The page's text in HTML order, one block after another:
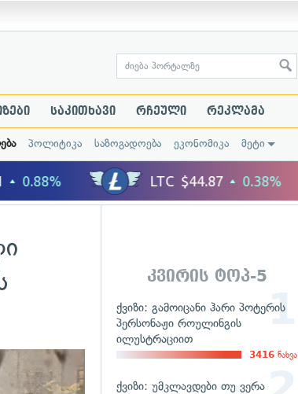
საკითხავი რჩეული რეკლამა
პოლიტიკა საზოგადოება ეკონომიკა მეტი
კვირის ტოპ-5
ქვიზი: გამოიცანი ჰარი პოტერის
პერსონაჟი როულინგის
ილუსტრაციით
3416 ნახვა
ქვიზი: უმკლავდები თუ ვერა